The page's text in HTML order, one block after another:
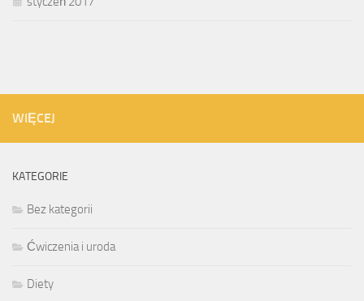
WIĘCEJ
KATEGORIE
Bez kategorii
Ćwiczenia i uroda
Diety